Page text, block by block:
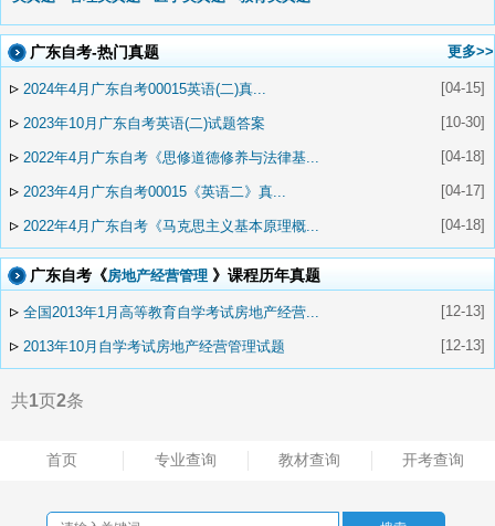
广东自考-热门真题 更多>>
▹ 2024年4月广东自考00015英语(二)真... [04-15]
▹ 2023年10月广东自考英语(二)试题答案 [10-30]
▹ 2022年4月广东自考《思修道德修养与法律基... [04-18]
▹ 2023年4月广东自考00015《英语二》真... [04-17]
▹ 2022年4月广东自考《马克思主义基本原理概... [04-18]
广东自考《房地产经营管理 》课程历年真题
▹ 全国2013年1月高等教育自学考试房地产经营... [12-13]
▹ 2013年10月自学考试房地产经营管理试题 [12-13]
共1页2条
首页 专业查询 教材查询 开考查询